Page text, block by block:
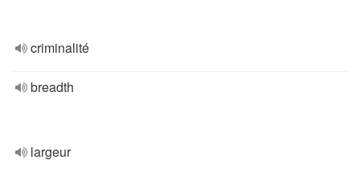
criminalité
breadth
largeur